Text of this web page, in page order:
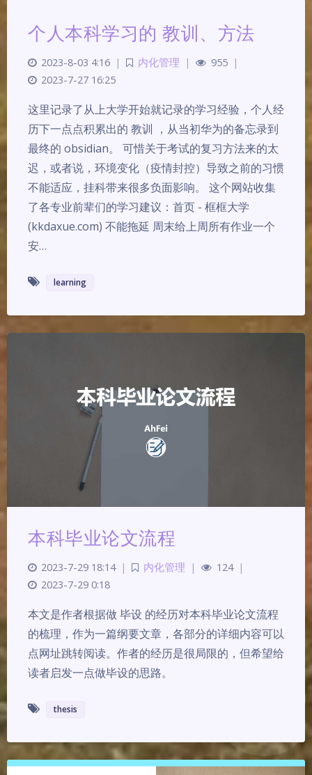
个人本科学习的 教训、方法
2023-8-03 4:16 | 内化管理 | 955 |
2023-7-27 16:25
这里记录了从上大学开始就记录的学习经验，个人经
历下一点点积累出的 教训 ，从当初华为的备忘录到
最终的 obsidian。 可惜关于考试的复习方法来的太
迟，或者说，环境变化（疫情封控）导致之前的习惯
不能适应，挂科带来很多负面影响。 这个网站收集
了各专业前辈们的学习建议：首页 - 框框大学
(kkdaxue.com) 不能拖延 周末给上周所有作业一个
安…
learning
本科毕业论文流程
2023-7-29 18:14 | 内化管理 | 124 |
2023-7-29 0:18
本文是作者根据做 毕设 的经历对本科毕业论文流程
的梳理，作为一篇纲要文章，各部分的详细内容可以
点网址跳转阅读。作者的经历是很局限的，但希望给
读者启发一点做毕设的思路。
thesis